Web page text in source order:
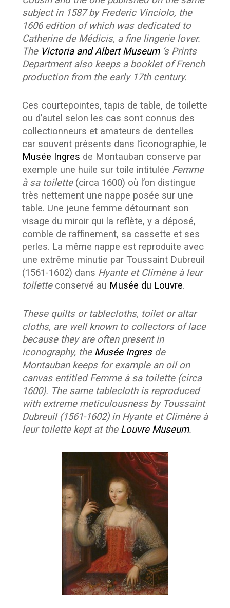
subject in 1587 by Frederic Vinciolo, the
1606 edition of which was dedicated to
Catherine de Médicis, a fine lingerie lover.
The Victoria and Albert Museum‘s Prints
Department also keeps a booklet of French
production from the early 17th century.
Ces courtepointes, tapis de table, de toilette
ou d’autel selon les cas sont connus des
collectionneurs et amateurs de dentelles
car souvent présents dans l’iconographie, le
Musée Ingres de Montauban conserve par
exemple une huile sur toile intitulée Femme
à sa toilette(circa 1600) où l’on distingue
très nettement une nappe posée sur une
table. Une jeune femme détournant son
visage du miroir qui la reflète, y a déposé,
comble de raffinement, sa cassette et ses
perles. La même nappe est reproduite avec
une extrême minutie par Toussaint Dubreuil
(1561-1602) dans Hyante et Climène à leur
toiletteconservé au Musée du Louvre.
These quilts or tablecloths, toilet or altar
cloths, are well known to collectors of lace
because they are often present in
iconography, the Musée Ingresde
Montauban keeps for example an oil on
canvas entitled Femme à sa toilette (circa
1600). The same tablecloth is reproduced
with extreme meticulousness by Toussaint
Dubreuil (1561-1602) in Hyante et Climène à
leur toilette kept at the Louvre Museum.